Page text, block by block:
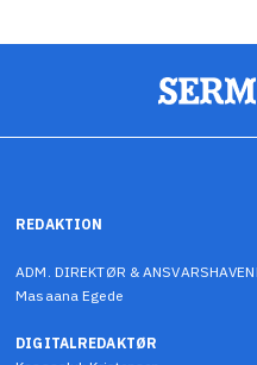
REDAKTION
ADM. DIREKTØR &
Masaana Egede
DIGITALREDAKTØR